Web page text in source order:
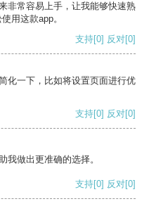
非常容易上手，让我能够快速熟
用这款app。
支持[0] 反对[0]
化一下，比如将设置页面进行优
支持[0] 反对[0]
我做出更准确的选择。
支持[0] 反对[0]